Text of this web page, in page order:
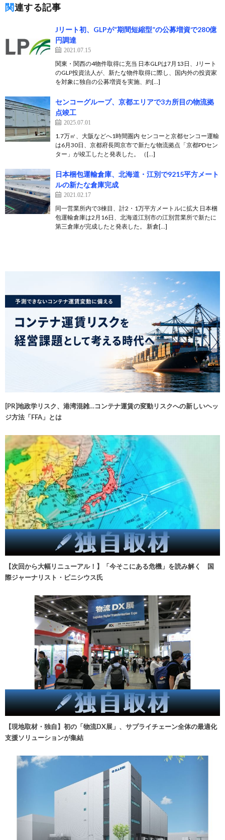
関連する記事
Jリート初、GLPが“期間短縮型”の公募増資で280億
円調達
2021.07.15
関東・関西の4物件取得に充当 日本GLPは7月13日、Jリート
のGLP投資法人が、新たな物件取得に際し、国内外の投資家
を対象に独自の公募増資を実施、約[…]
センコーグループ、京都エリアで3カ所目の物流拠
点竣工
2025.07.01
1.7万㎡、大阪などへ1時間圏内 センコーと京都センコー運輸
は6月30日、京都府長岡京市で新たな物流拠点「京都PDセン
ター」が竣工したと発表した。 （[…]
日本梱包運輸倉庫、北海道・江別で9215平方メート
ルの新たな倉庫完成
2021.02.17
同一営業所内で3棟目、計2・1万平方メートルに拡大 日本梱
包運輸倉庫は2月16日、北海道江別市の江別営業所で新たに
第三倉庫が完成したと発表した。 新倉[…]
[PR]地政学リスク、港湾混雑…コンテナ運賃の変動リスクへの新しいヘッ
ジ方法「FFA」とは
【次回から大幅リニューアル！】「今そこにある危機」を読み解く 国
際ジャーナリスト・ビニシウス氏
【現地取材・独自】初の「物流DX展」、サプライチェーン全体の最適化
支援ソリューションが集結